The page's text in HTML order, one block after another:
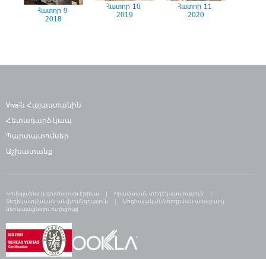
Հատոր 9
2018
Հատոր 10
2019
Հատոր 11
2020
Viva-ն Հայաստանին
Հետադարձ կապ
Պարտատոմսեր
Աշխատանք
Կոմպլաենս և գործարար էթիկա
Իրավական տեղեկատվություն
Տեղեկատվական անվտանգություն
Սոցիալական ներդրման առաջարկ
ներկայացնելու ուղեցույց